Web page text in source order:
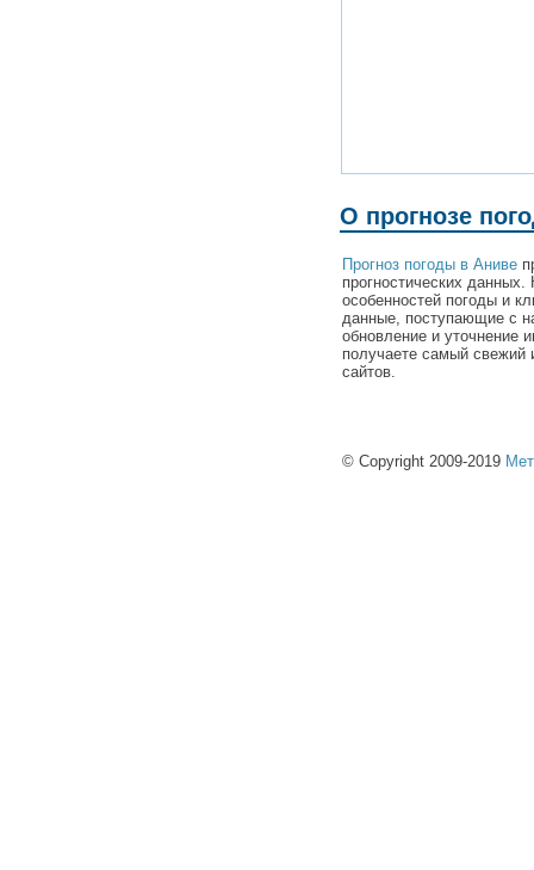
О прогнозе
Прогноз погоды в Аниве
прогностических
особенностей погоды и
данные, поступающие с
обновление и уточнение
получаете самый свежий
сайтов.
© Copyright 2009-2019